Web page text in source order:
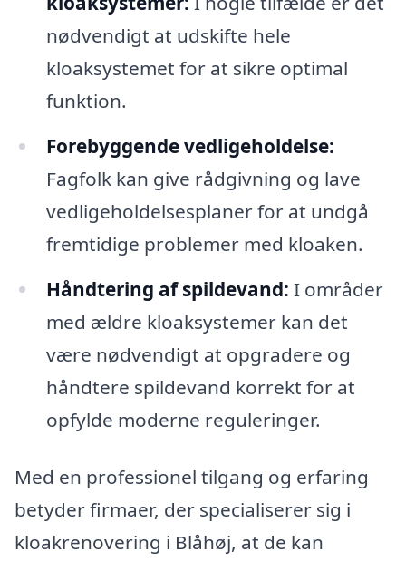
nødvendigt at udskifte hele
kloaksystemet for at sikre optimal
funktion.
Forebyggende vedligeholdelse:
Fagfolk kan give rådgivning og lave
vedligeholdelsesplaner for at undgå
fremtidige problemer med kloaken.
Håndtering af spildevand: I områder
med ældre kloaksystemer kan det
være nødvendigt at opgradere og
håndtere spildevand korrekt for at
opfylde moderne reguleringer.
Med en professionel tilgang og erfaring
betyder firmaer, der specialiserer sig i
kloakrenovering i Blåhøj, at de kan